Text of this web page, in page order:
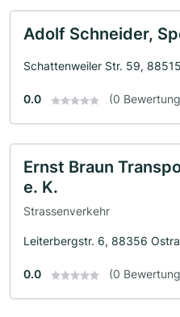
Adolf Schneider,
Schattenweiler Str. 59,
0.0 (0
Ernst Braun
e. K.
Strassenverkehr
Leiterbergstr. 6, 88356
0.0 (0